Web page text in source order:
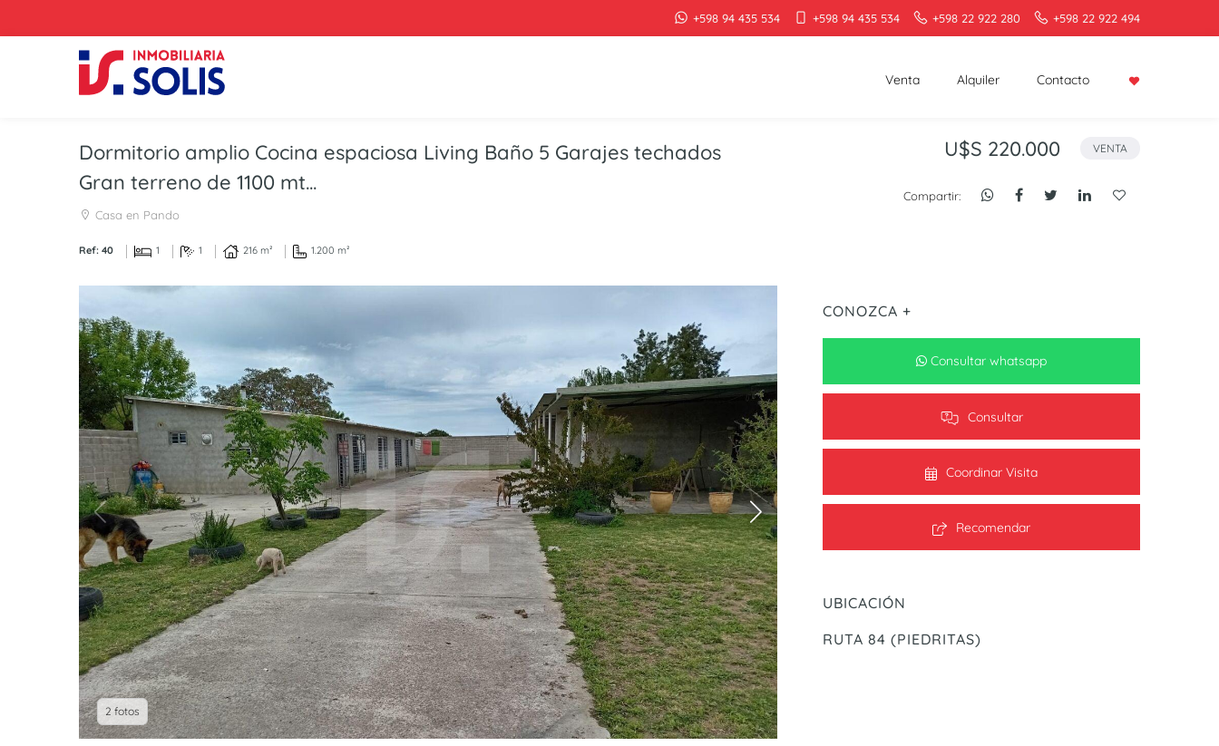
+598 94 435 534 +598 94 435 534 +598 22 922 280 +598 22 922 494
Venta Alquiler Contacto
Dormitorio amplio Cocina espaciosa Living Baño 5 Garajes techados
Gran terreno de 1100 mt...
Casa en Pando
Ref: 40 1 1 216 m² 1.200 m²
U$S 220.000 VENTA
Compartir:
2 fotos
CONOZCA +
Consultar whatsapp
Consultar
Coordinar Visita
Recomendar
UBICACIÓN
RUTA 84 (PIEDRITAS)